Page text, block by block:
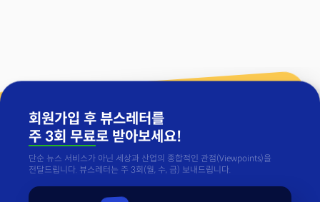
회원가입 후 뷰스레터를
주 3회 무료로 받아보세요!
단순 뉴스 서비스가 아닌 세상과 산업의 종합적인 관점(Viewpoints)을
전달드립니다. 뷰스레터는 주 3회(월, 수, 금) 보내드립니다.